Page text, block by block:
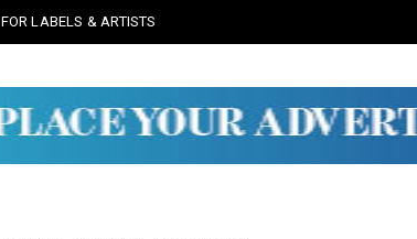
FOR LABELS & ARTISTS